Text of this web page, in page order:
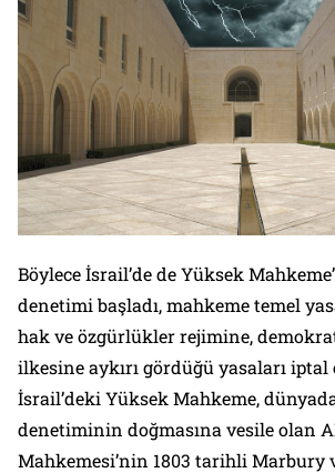
Böylece İsrail’de de Yüksek
denetimi başladı, mahkeme temel
hak ve özgürlükler rejimine,
ilkesine aykırı gördüğü yasaları iptal
İsrail’deki Yüksek Mahkeme,
denetiminin doğmasına vesile olan
Mahkemesi’nin 1803 tarihli Marbury